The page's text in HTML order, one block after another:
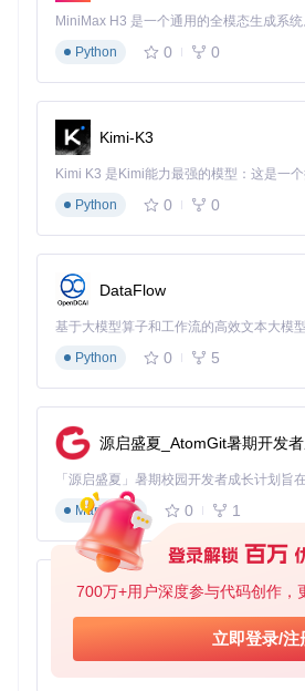
700万+用户深度参与代码创作，
立即登录/注
复的密钥信息备份至独立存储介质，
专家技巧：提升操作效率的进
技巧一：扇区数据快速对比
通过"工具"→"扇区对比"功能，可同时
件（.mfd格式），系统将以不同颜色高
能在检测卡片数据是否被篡改时尤为实
升12倍。操作时建议启用"忽略空白扇
比结果。
技巧二：自定义密钥算法扩展
高级用户可通过编辑安装目录下的
加自定义加密算法。例如，通过添加
效，此功能为原文章未提及的高级特性。
故障树分析：常见问题解决方
连接失败
├─驱动问题
│ ├─症状：设备管理器显示黄色感叹号
│ └─解决：安装最新版PC/SC驱动（需匹配
├─硬件故障
│ ├─症状：读卡器指示灯不亮
│ └─解决：更换USB端口或测试读卡器在
  ├─症状：提示"访问被拒绝"
└─解决：以管理员身份运行软件并检查
Python
0 0
Kimi-K3
Python
0 0
DataFlow
基于大模型算子和工作流的高效文本大模
Python
0 5
源启盛夏_AtomGit暑期开发
Markdown
0 1
py-xiaozhi
Python
0 1